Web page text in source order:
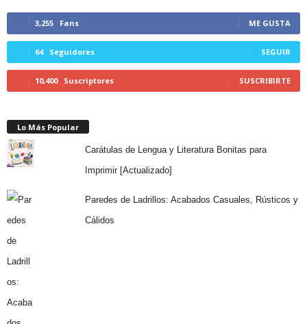
3,255 Fans ME GUSTA
64 Seguidores SEGUIR
10,400 Suscriptores SUSCRIBIRTE
Lo Más Popular
Carátulas de Lengua y Literatura Bonitas para
Imprimir [Actualizado]
Paredes de Ladrillos: Acabados Casuales, Rústicos y
Cálidos